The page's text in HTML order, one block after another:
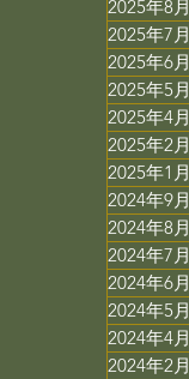
2025年8月
2025年7月
2025年6月
2025年5月
2025年4月
2025年2月
2025年1月
2024年9月
2024年8月
2024年7月
2024年6月
2024年5月
2024年4月
2024年2月